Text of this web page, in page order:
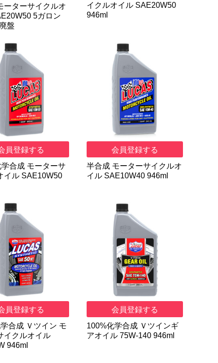
ーターサイクルオ
5ガロン
盤
イクルオイル SAE20W50
946ml
員登録する
合成 モーターサ
イル SAE10W50
会員登録する
半合成 モーターサイクルオ
イル SAE10W40 946ml
員登録する
合成 Ｖツイン モ
イクルオイル
946ml
会員登録する
100%化学合成 Ｖツインギ
アオイル 75W-140 946ml